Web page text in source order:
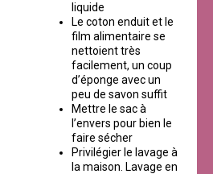
liquide
Le coton enduit et le
film alimentaire se
nettoient très
facilement, un coup
d’éponge avec un
peu de savon suffit
Mettre le sac à
l’envers pour bien le
faire sécher
Privilégier le lavage à
la maison. Lavage en